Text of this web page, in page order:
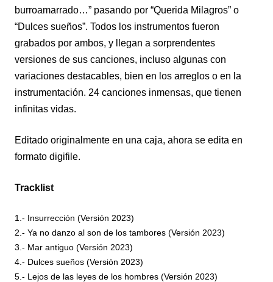
burroamarrado…” pasando por “Querida Milagros” o
“Dulces sueños”. Todos los instrumentos fueron
grabados por ambos, y llegan a sorprendentes
versiones de sus canciones, incluso algunas con
variaciones destacables, bien en los arreglos o en la
instrumentación. 24 canciones inmensas, que tienen
infinitas vidas.
Editado originalmente en una caja, ahora se edita en
formato digifile.
Tracklist
1.- Insurrección (Versión 2023)
2.- Ya no danzo al son de los tambores (Versión 2023)
3.- Mar antiguo (Versión 2023)
4.- Dulces sueños (Versión 2023)
5.- Lejos de las leyes de los hombres (Versión 2023)